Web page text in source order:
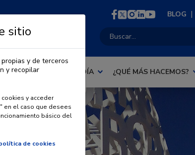
BLOG |
EBRÓPOLIS AL DÍA ¿QUÉ MÁS HACEMOS?
sitio
y de terceros
y recopilar
y acceder
en el caso que desees
básico del
de cookies